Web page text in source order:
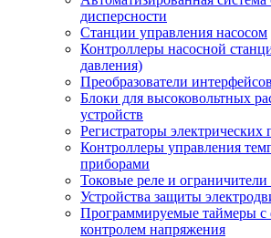
дисперсности
Станции управления насосом
Контроллеры насосной
давления)
Преобразователи интерфейсов
Блоки для высоковольтных
устройств
Регистраторы электрических
Контроллеры управления
приборами
Токовые реле и
Устройства защиты
Программируемые таймеры с
контролем напряжения